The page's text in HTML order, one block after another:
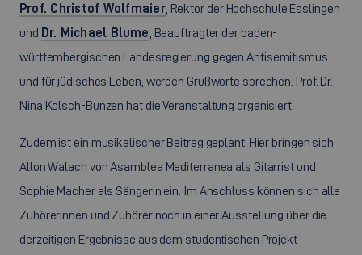
Prof. Christof Wolfmaier, Rektor der Hochschule Esslingen
und Dr. Michael Blume , Beauftragter der baden-
württembergischen Landesregierung gegen Antisemitismus
und für jüdisches Leben, werden Grußworte sprechen. Prof. Dr.
Nina Kölsch-Bunzen hat die Veranstaltung organisiert.
Zudem ist ein musikalischer Beitrag geplant: Hier bringen sich
Allon Walach von Asamblea Mediterranea als Gitarrist und
Sophie Macher als Sängerin ein. Im Anschluss können sich alle
Zuhörerinnen und Zuhörer noch in einer Ausstellung über die
derzeitigen Ergebnisse aus dem studentischen Projekt